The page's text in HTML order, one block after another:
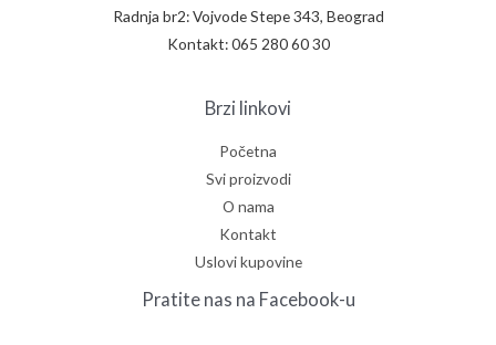
Radnja br2: Vojvode Stepe 343, Beograd
Kontakt: 065 280 60 30
Brzi linkovi
Početna
Svi proizvodi
O nama
Kontakt
Uslovi kupovine
Pratite nas na Facebook-u